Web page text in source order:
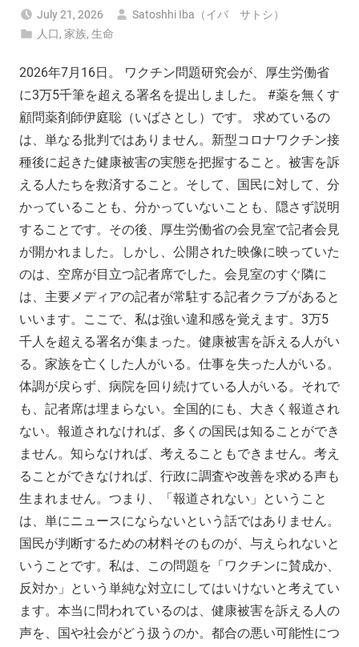
July 21, 2026
Satoshhi Iba（イバ サトシ）
人口,家族,生命
2026年7月16日。 ワクチン問題研究会が、厚生労働省
に3万5千筆を超える署名を提出しました。 #薬を無くす
顧問薬剤師伊庭聡（いばさとし）です。 求めているの
は、単なる批判ではありません。新型コロナワクチン接
種後に起きた健康被害の実態を把握すること。被害を訴
える人たちを救済すること。そして、国民に対して、分
かっていることも、分かっていないことも、隠さず説明
することです。その後、厚生労働省の会見室で記者会見
が開かれました。しかし、公開された映像に映っていた
のは、空席が目立つ記者席でした。会見室のすぐ隣に
は、主要メディアの記者が常駐する記者クラブがあると
いいます。ここで、私は強い違和感を覚えます。3万5
千人を超える署名が集まった。健康被害を訴える人がい
る。家族を亡くした人がいる。仕事を失った人がいる。
体調が戻らず、病院を回り続けている人がいる。それで
も、記者席は埋まらない。全国的にも、大きく報道され
ない。報道されなければ、多くの国民は知ることができ
ません。知らなければ、考えることもできません。考え
ることができなければ、行政に調査や改善を求める声も
生まれません。つまり、「報道されない」ということ
は、単にニュースにならないという話ではありません。
国民が判断するための材料そのものが、与えられないと
いうことです。私は、この問題を「ワクチンに賛成か、
反対か」という単純な対立にしてはいけないと考えてい
ます。本当に問われているのは、健康被害を訴える人の
声を、国や社会がどう扱うのか。都合の悪い可能性につ